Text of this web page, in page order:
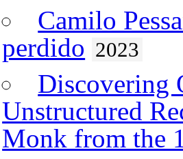
Camilo
perdido 2023
Discovering
Unstructured
Monk from the